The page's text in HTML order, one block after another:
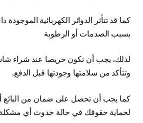
كما قد تتأثر الدوائر الكهربائية
بسبب الصدمات أو الرطوبة
وتتأكد من سلامتها وجودتها قبل الدفع.
كما يجب أن تحصل على ضمان من البائع
لحماية حقوقك في حالة حدوث أي